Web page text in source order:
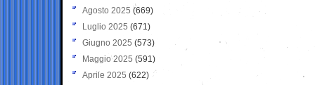
Agosto 2025 (669)
Luglio 2025 (671)
Giugno 2025 (573)
Maggio 2025 (591)
Aprile 2025 (622)